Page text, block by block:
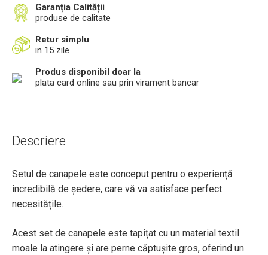
Garanția Calității
produse de calitate
Retur simplu
in 15 zile
Produs disponibil doar la
plata card online sau prin virament bancar
Descriere
Setul de canapele este conceput pentru o experiență
incredibilă de ședere, care vă va satisface perfect
necesitățile.
Acest set de canapele este tapițat cu un material textil
moale la atingere și are perne căptușite gros, oferind un